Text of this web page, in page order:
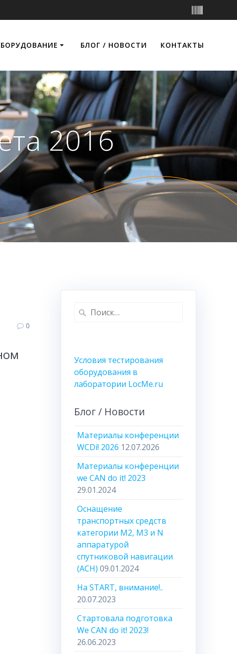
БЛОГ / НОВОСТИ КОНТАКТЫ
2016
0
Найти:
Условия тестирования
оборудования в
лаборатории LocMe.ru
Блог / Новости
Материалы конференции
WCDi! 2026 12.07.2026
Материалы конференции
we CAN do it! 2023
29.01.2024
Оснащение
транспортных средств
категории М2, М3 и N
аппаратурой
спутниковой навигации
(АСН) 09.01.2024
На START, внимание!..
20.07.2023
Стартовала подготовка
We CAN do it! 2023!
26.06.2023